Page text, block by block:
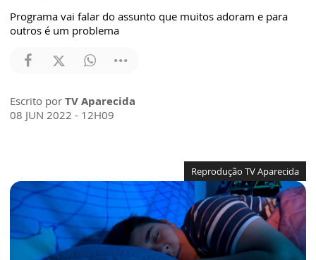
Programa vai falar do assunto que muitos adoram e para
outros é um problema
Escrito por TV Aparecida
08 JUN 2022 - 12H09
Reprodução TV Aparecida